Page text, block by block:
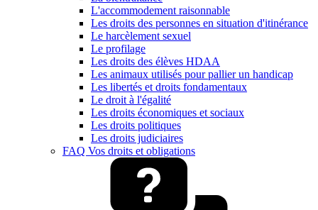
L'accommodement raisonnable
Les droits des personnes en situation d'itinérance
Le harcèlement sexuel
Le profilage
Les droits des élèves HDAA
Les animaux utilisés pour pallier un handicap
Les libertés et droits fondamentaux
Le droit à l'égalité
Les droits économiques et sociaux
Les droits politiques
Les droits judiciaires
FAQ Vos droits et obligations